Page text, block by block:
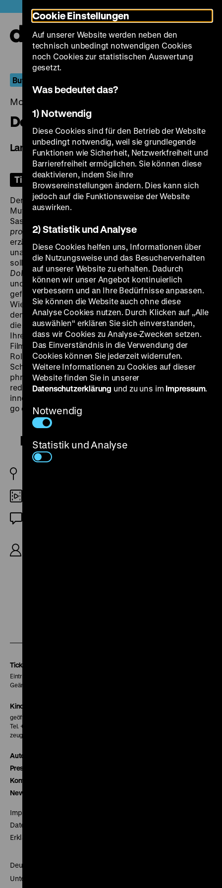
zum
Seiteninhalt
springen
But Elsewhere Is Always Better
Montag, 15. Dezember 2025, 19.00 Uhr
Dolgije prowody
Langer Abschied
Tickets
Der titelgebende lange Abschied der alleinerziehenden
Mutter Jewgenija von ihrem heranwachsenden Sohn
Sascha ist das Thema von Kira Muratowas Film
prowodyaus dem Jahr 1971. In wunderbaren Bildern
erzählt der Film von einem langwierigen,
unaufhaltsamen Prozess des Erwachsenwerdens. Als
solle der Abschied hinausgezögert werden, findet
Dolgije prowodyimmer neue Facetten, Einstellungen
und Variationen der alltäglichen Szenen. Die
geflüsterten Namen und Worte in ständiger
Wiederholung sind wie ein Gebet: eine Beschwörung,
den Moment länger festzuhalten. Ebenso steht auch
die Mutter und Übersetzerin Jewgenija im Zentrum.
Ihren Ängsten, Sorgen und Sehnsüchten gibt sich der
Film hin. Sie scheint sich ebenfalls aus ihren
Rollenbildern allmählich herauszulösen. „Sinaida
Scharko‘s delivery of repeated lines, stammered
phrases, and circular thought patterns is not mere
redundancy—it is a performance reflecting Jewgenija‘s
inner state: her anxiety, obsession, and inability to let
go of her son.“ (Vivian Ostrovsky) (ejk)
Dolgije prowody
Tickets
Eintritt 5 €
Geänderte Preise sind im Programm vermerkt.
Kinokasse
geöffnet 30 Minuten vor Beginn der ersten Vorstellung
Tel. + 49 30 20304-770
zeughauskino@dhm.de
Autor*innen
Presse
Kontakt
Newsletter
Impressum
Datenschutz
Erklärung digitale Barrierefreiheit
Deutsches Historisches Museum
Unter den Linden 2
Cookie Einstellungen
Auf unserer Website werden neben den
technisch unbedingt notwendigen Cookies
noch Cookies zur statistischen Auswertung
gesetzt.
Was bedeutet das?
1) Notwendig
Diese Cookies sind für den Betrieb der Website
unbedingt notwendig, weil sie grundlegende
Funktionen wie Sicherheit, Netzwerkfreiheit und
Barrierefreiheit ermöglichen. Sie können diese
deaktivieren, indem Sie ihre
Browsereinstellungen ändern. Dies kann sich
jedoch auf die Funktionsweise der Website
auswirken.
2) Statistik und Analyse
Diese Cookies helfen uns, Informationen über
die Nutzungsweise und das Besucherverhalten
auf unserer Website zu erhalten. Dadurch
können wir unser Angebot kontinuierlich
verbessern und an Ihre Bedürfnisse anpassen.
Sie können die Website auch ohne diese
Analyse Cookies nutzen. Durch Klicken auf „Alle
auswählen“ erklären Sie sich einverstanden,
dass wir Cookies zu Analyse-Zwecken setzen.
Das Einverständnis in die Verwendung der
Cookies können Sie jederzeit widerrufen.
Weitere Informationen zu Cookies auf dieser
Website finden Sie in unserer
Datenschutzerklärung und zu uns im Impressum.
Notwendig
Statistik und Analyse